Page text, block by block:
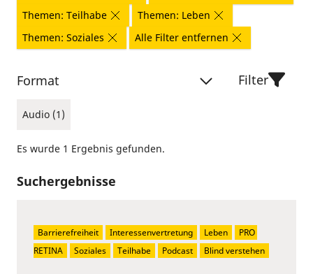
Themen: Teilhabe
Themen: Leben
Themen: Soziales
Alle Filter entfernen
Format
Audio (1)
Filter
Es wurde 1 Ergebnis gefunden.
Suchergebnisse
Barrierefreiheit Interessenvertretung Leben
PRO
RETINA
Soziales Teilhabe Podcast Blind verstehen